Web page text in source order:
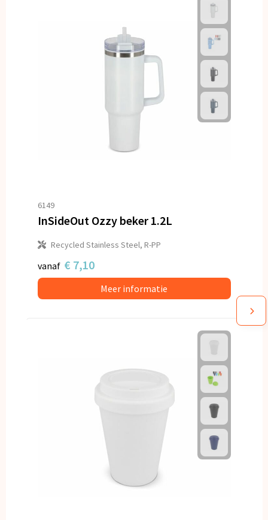
6149
InSideOut Ozzy beker 1.2L
Recycled Stainless Steel, R-PP
vanaf € 7,10
Meer informatie